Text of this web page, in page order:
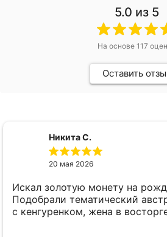
5.0 из 5
На основе 117
Оставить
Никита С.
20 мая 2026
Искал золотую монету на
Подобрали тематический
с кенгуренком, жена в